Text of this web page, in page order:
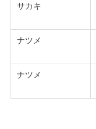
サカキ
ナツメ
ナツメ